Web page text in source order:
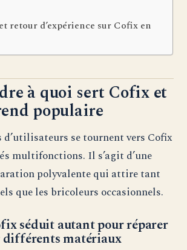
retour d’expérience sur Cofix en
à quoi sert Cofix et
populaire
d’utilisateurs se tournent vers Cofix
multifonctions. Il s’agit d’une
polyvalente qui attire tant
que les bricoleurs occasionnels.
séduit autant pour réparer
différents matériaux